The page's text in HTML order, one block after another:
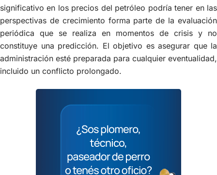
significativo en los precios del petróleo podría tener en las
perspectivas de crecimiento forma parte de la evaluación
periódica que se realiza en momentos de crisis y no
constituye una predicción. El objetivo es asegurar que la
administración esté preparada para cualquier eventualidad,
incluido un conflicto prolongado.